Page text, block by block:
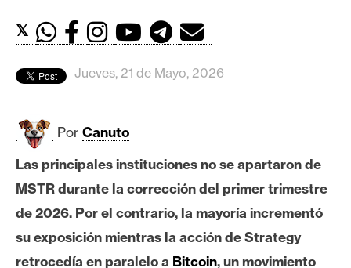
d
s
B
i
t
c
o
i
𝕏
Jueves, 21 de Mayo, 2026
Por Canuto
Las principales instituciones no se apartaron de
MSTR durante la corrección del primer trimestre
de 2026. Por el contrario, la mayoría incrementó
su exposición mientras la acción de Strategy
retrocedía en paralelo a Bitcoin, un movimiento